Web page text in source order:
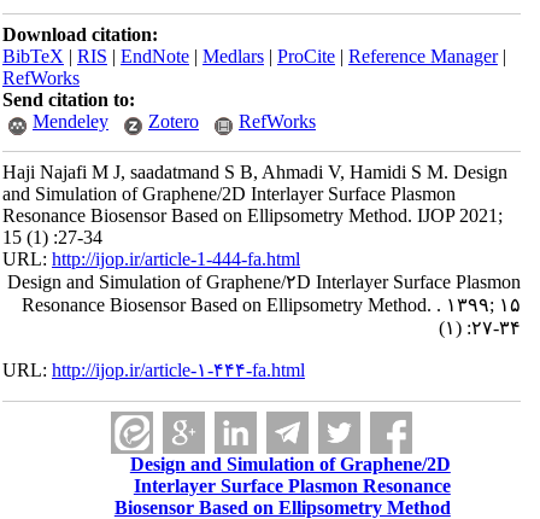
Download citation:
BibTeX|RIS|EndNote|Medlars|ProCite|Reference Manager
RefWorks
Send citation to:
Mendeley
Zotero RefWorks
Haji Najafi M J, saadatmand S B, Ahmadi V, Hamidi S M. Design
and Simulation of Graphene/2D Interlayer Surface Plasmon
Resonance Biosensor Based on Ellipsometry Method. IJOP 2021;
15 (1) :27-34
URL:http://ijop.ir/article-1-444-fa.html
Design and Simulation of Graphene/۲D Interlayer Surface Plasmon
Resonance Biosensor Based on Ellipsometry Method. . ۱۳۹۹; ۱۵
(۱) :۲۷-۳۴
URL:http://ijop.ir/article-۱-۴۴۴-fa.html
Design and Simulation of Graphene/2D
Interlayer Surface Plasmon Resonance
Biosensor Based on Ellipsometry Method